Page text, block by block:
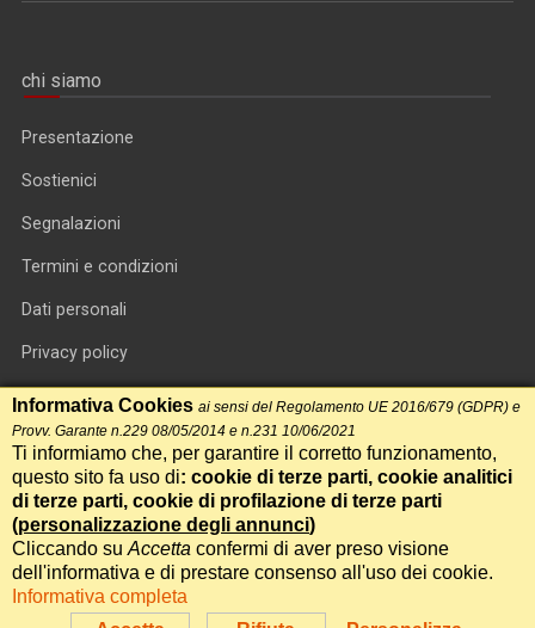
chi siamo
Presentazione
Sostienici
Segnalazioni
Termini e condizioni
Dati personali
Privacy policy
Informativa cookie
RSS feed
RSS Top News
Contatti
International Communication S.r.l. • P.IVA 14478081004 • Testata
giornalistica n.191, reg. Tribunale di Roma del 14/12/2017
Informativa Cookies ai sensi del Regolamento UE 2016/679 (GDPR) e
Provv. Garante n.229 08/05/2014 e n.231 10/06/2021
Ti informiamo che, per garantire il corretto funzionamento,
questo sito fa uso di: cookie di terze parti, cookie analitici
di terze parti, cookie di profilazione di terze parti
(personalizzazione degli annunci)
Cliccando su Accetta confermi di aver preso visione
dell'informativa e di prestare consenso all'uso dei cookie.
Informativa completa